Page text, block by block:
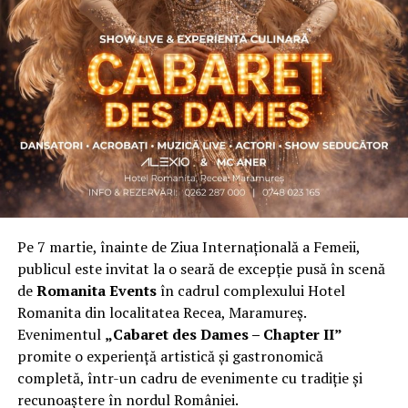
Asociația a fost fondată în 2019, dintr-un context
personal dificil, ca răspuns la întrebări despre
contribuție și sens. A crescut organic și a ajuns astăzi
una dintre cele mai mari comunități de femei
antreprenor din România, cu prezență fizică în mai
multe orașe, inclusiv la Cluj-Napoca.
„Dacă nu eu, atunci cine?”spune clujeancaCarmen
Mihalca, fondatoareaAntreprenoare.ro. Din această
întrebare s-a născut campania.
Cine a ales să fie vizibilă la Cluj
Femeile prezente la evenimentul din Cluj-Napoca
provin din domenii complet diferite. Câteva dintre ele:
Andreea Faur, specialist SEO, spune că a fi vizibilă
înseamnă să te asociezi cu brandul companiei pe care o
reprezinți și să educi publicul țintă. Mesajul ei pentru
Pe 7 martie, înainte de Ziua Internațională a Femeii,
publicul este invitat la o seară de excepție pusă în scenă
deRomanita Eventsîn cadrul complexului Hotel
Romanita din localitatea Recea, Maramureș.
Evenimentul „Cabaret des Dames – Chapter II”
promite o experiență artistică și gastronomică
completă, într-un cadru de evenimente cu tradiție și
recunoaștere în nordul României.